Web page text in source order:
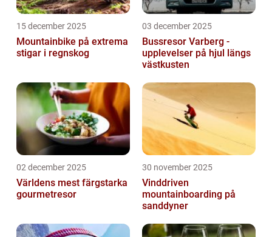
15 december 2025
Mountainbike på extrema
stigar i regnskog
03 december 2025
Bussresor Varberg -
upplevelser på hjul längs
västkusten
02 december 2025
Världens mest färgstarka
gourmetresor
30 november 2025
Vinddriven
mountainboarding på
sanddyner